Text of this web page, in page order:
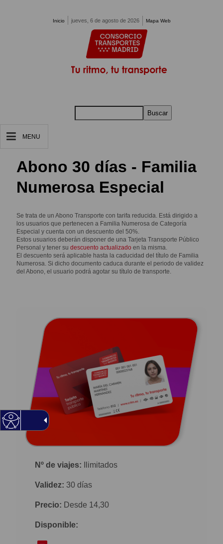
Inicio jueves, 6 de agosto de 2026 Mapa Web
Buscar
MENU
Abono 30 días - Familia
Numerosa Especial
Se trata de un Abono Transporte con tarifa reducida. Está dirigido a
los usuarios que pertenecen a Familia Numerosa de Categoría
Especial y cuenta con un descuento del 50%.
Estos usuarios deberán disponer de una Tarjeta Transporte Público
Personal y tener sudescuento actualizado en la misma.
El descuento será aplicable hasta la caducidad del título de Familia
Numerosa. Si dicho documento caduca durante el periodo de validez
del Abono, el usuario podrá agotar su título de transporte.
Nº de viajes: Ilimitados
Validez: 30 días
Precio: Desde 14,30
Disponible: